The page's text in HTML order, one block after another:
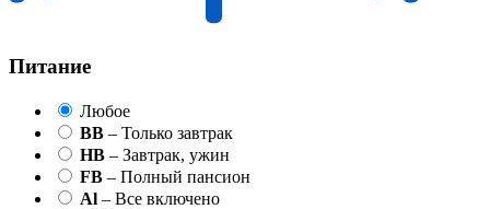
Питание
Любое
BB – Только завтрак
HB – Завтрак, ужин
FB – Полный пансион
Al – Все включено